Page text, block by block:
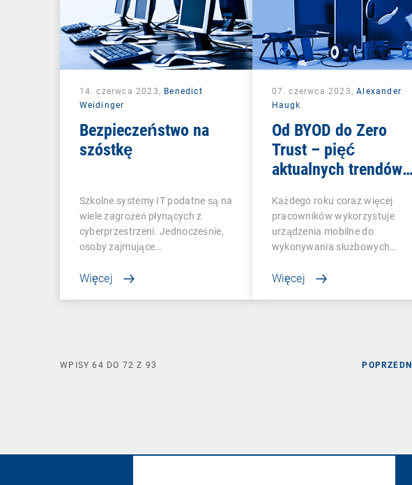
14. czerwca 2023, Benedict
Weidinger
Bezpieczeństwo na
szóstkę
Szkolne systemy IT podatne są na
wiele zagrożeń płynących z
cyberprzestrzeni. Jednocześnie,
osoby zajmujące…
Więcej
07. czerwca 2023,Alexander
Haugk
Od BYOD do Zero
Trust – pięć
aktualnych trendów
Każdego roku coraz więcej
pracowników wykorzystuje
urządzenia mobilne do
wykonywania służbowych
Więcej
POPRZEDNI
WPISY64 DO 72 Z 93